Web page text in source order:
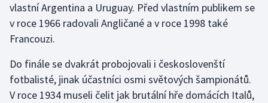
vlastní Argentina a Uruguay. Před vlastním publikem se
v roce 1966 radovali Angličané a v roce 1998 také
Francouzi.
Do finále se dvakrát probojovali i českoslovenští
fotbalisté, jinak účastníci osmi světových šampionátů.
V roce 1934 museli čelit jak brutální hře domácích Italů,